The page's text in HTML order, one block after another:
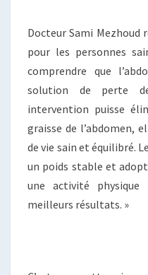
Docteur Sami
pour les personnes
comprendre que
solution de perte
intervention puisse
graisse de l’abdomen,
de vie sain et équilibré.
un poids stable et
une activité
meilleurs résultats. »